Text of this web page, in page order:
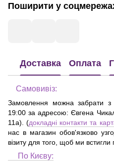
Поширити у
Доставка Оплата
Самовивіз:
Замовлення можна забрати
19:00 за адресою:Євгена
11а) . (докладні контакти та
нас в магазин обов'язково
візиту для того, щоб ми
По Києву: